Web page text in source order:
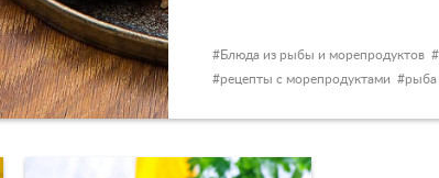
Блюда из рыбы и морепродуктов
рецепты с морепродуктами
рыба